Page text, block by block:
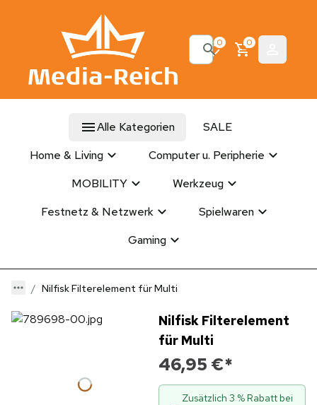
0 0
Alle Kategorien
SALE
Home & Living
Computer u. Peripherie
MOBILITY
Werkzeug
Festnetz & Netzwerk
Spielwaren
Gaming
Nilfisk Filterelement für Multi
Nilfisk Filterelement
für Multi
46,95 €*
Zusätzlich 3 % Rabatt bei